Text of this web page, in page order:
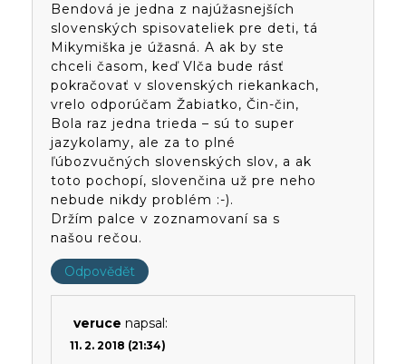
Bendová je jedna z najúžasnejších
slovenských spisovateliek pre deti, tá
Mikymiška je úžasná. A ak by ste
chceli časom, keď Vlča bude rásť
pokračovať v slovenských riekankach,
vrelo odporúčam Žabiatko, Čin-čin,
Bola raz jedna trieda – sú to super
jazykolamy, ale za to plné
ľúbozvučných slovenských slov, a ak
toto pochopí, slovenčina už pre neho
nebude nikdy problém :-).
Držím palce v zoznamovaní sa s
našou rečou.
Odpovědět
veruce napsal:
11. 2. 2018 (21:34)